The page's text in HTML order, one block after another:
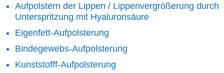
Aufpolstern der Lippen / Lippenvergrößerung durch
Unterspritzung mit Hyaluronsäure
Eigenfett-Aufpolsterung
Bindegewebs-Aufpolsterung
Kunststofff-Aufpolsterung